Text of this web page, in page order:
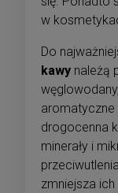
w
Do
kawy należą
drogocenna
minerały i
zmniejsza